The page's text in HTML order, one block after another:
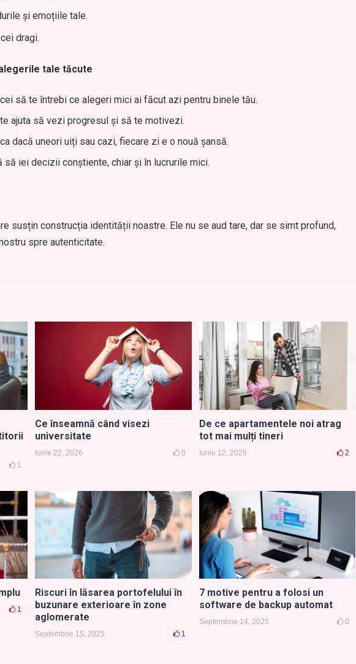
și emoțiile tale.
dragi.
tale tăcute
să te întrebi ce alegeri mici ai făcut azi pentru binele tău.
ajuta să vezi progresul și să te motivezi.
dacă uneori uiți sau cazi, fiecare zi e o nouă șansă.
să iei decizii conștiente, chiar și în lucrurile mici.
susțin construcția identității noastre. Ele nu se aud tare, dar se simt profund,
spre autenticitate.
1
Ce înseamnă când visezi
universitate
Iunie 22, 2026 0
De ce apartamentele noi atrag
tot mai mulți tineri
Iunie 12, 2026 2
1
Riscuri în lăsarea portofelului în
buzunare exterioare în zone
aglomerate
Septembrie 15, 2025 1
7 motive pentru a folosi un
software de backup automat
Septembrie 14, 2025 0